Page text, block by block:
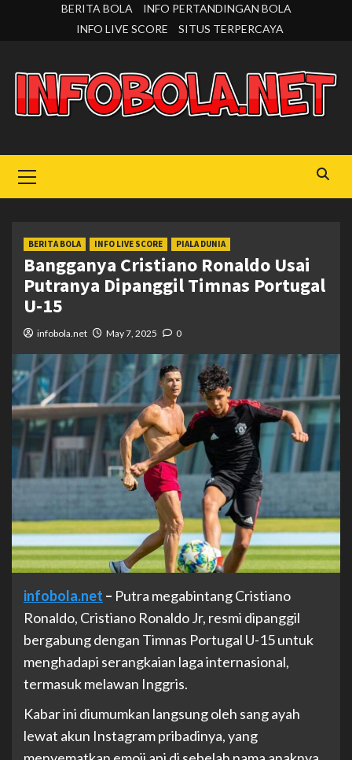
BERITA BOLA
INFO PERTANDINGAN BOLA
INFO LIVE SCORE
SITUS TERPERCAYA
Menu
BERITA BOLA INFO LIVE SCORE PIALA DUNIA
Bangganya Cristiano Ronaldo Usai
Putranya Dipanggil Timnas Portugal
U-15
infobola.net May 7, 2025 0
infobola.net – Putra megabintang Cristiano
Ronaldo, Cristiano Ronaldo Jr, resmi dipanggil
bergabung dengan Timnas Portugal U-15 untuk
menghadapi serangkaian laga internasional,
termasuk melawan Inggris.
Kabar ini diumumkan langsung oleh sang ayah
lewat akun Instagram pribadinya, yang